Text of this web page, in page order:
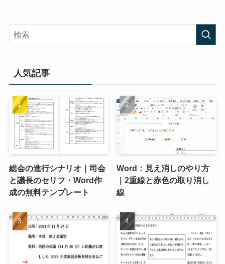
人気記事
総会の進行シナリオ｜司会
と議長のセリフ・Word作
成の無料テンプレート
Word：見え消しのやり方
｜2重線と赤色の取り消し
線